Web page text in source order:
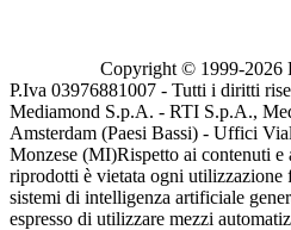
Copyright © 1999-2026
P.Iva 03976881007 - Tutti i diritti
Mediamond S.p.A. - RTI S.p.A.,
Amsterdam (Paesi Bassi) - Uffici
Monzese (MI)Rispetto ai contenuti e
riprodotti è vietata ogni utilizzazione
sistemi di intelligenza artificiale
espresso di utilizzare mezzi